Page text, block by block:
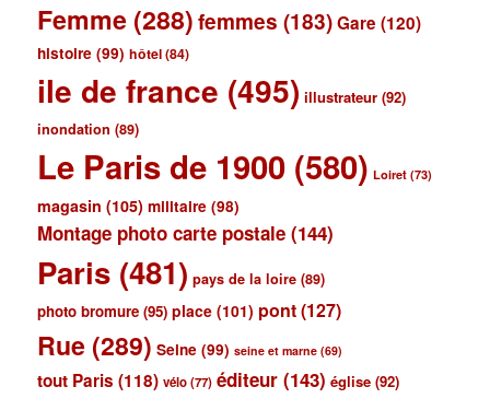
Femme (288)femmes (183)Gare (120)
histoire (99) hôtel(84)
ile de france (495) illustrateur (92)
inondation (89)
Le Paris de 1900 (580) Loiret (73)
magasin (105) militaire (98)
Montage photo carte postale (144)
Paris (481) pays de la loire (89)
photo bromure (95) place (101) pont(127)
Rue (289) Seine (99) seine et marne (69)
tout Paris (118) vélo(77) éditeur (143) église (92)